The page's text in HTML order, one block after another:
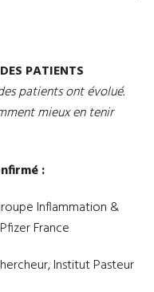
PATIENTS
patients ont évolué.
mieux en tenir
:
Inflammation &
France
Institut Pasteur